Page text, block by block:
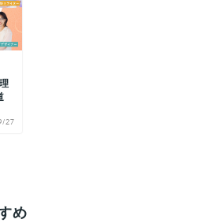
27
め